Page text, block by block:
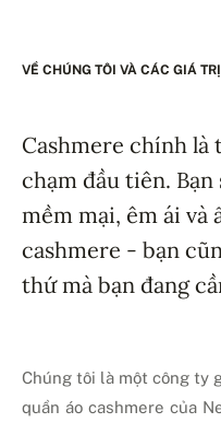
VỀ CHÚNG TÔI VÀ CÁC GIÁ TRỊ
Cashmere chính là
chạm đầu tiên.
mềm mại, êm ái và
cashmere - bạn
thứ mà bạn đang
Chúng tôi là một công ty
quần áo cashmere của